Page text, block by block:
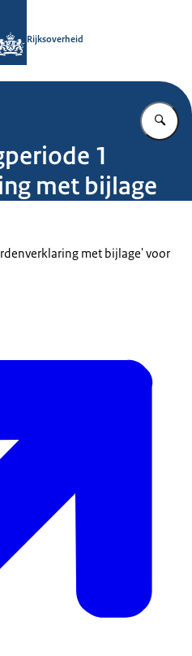
Rijksoverheid
1
met bijlage
met bijlage' voor